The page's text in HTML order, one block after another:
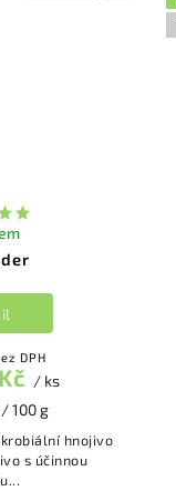
DPH
/ ks
100 g
hnojivo
s účinnou